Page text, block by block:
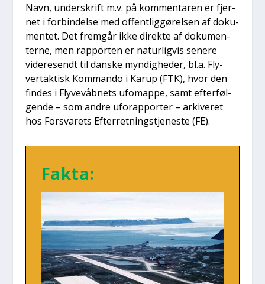
Navn, under­skrift m.v. på kom­men­ta­ren er fjer­
net i for­bin­del­se med offent­lig­gø­rel­sen af doku­
men­tet. Det frem­går ikke direk­te af doku­men­
ter­ne, men rap­por­ten er natur­lig­vis sene­re
vide­re­sendt til dan­ske myn­dig­he­der, bl.a. Fly­
vertak­tisk Kom­man­do i Karup (FTK), hvor den
fin­des i Fly­ve­våb­nets ufo­map­pe, samt efter­føl­
gen­de – som andre uforap­por­ter – arki­ve­ret
hos For­sva­rets Efter­ret­ning­s­tje­ne­ste (FE).
Fak­ta: